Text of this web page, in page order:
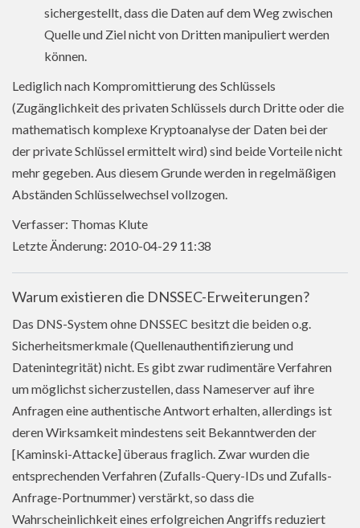
sichergestellt, dass die Daten auf dem Weg zwischen
Quelle und Ziel nicht von Dritten manipuliert werden
können.
Lediglich nach Kompromittierung des Schlüssels
(Zugänglichkeit des privaten Schlüssels durch Dritte oder die
mathematisch komplexe Kryptoanalyse der Daten bei der
der private Schlüssel ermittelt wird) sind beide Vorteile nicht
mehr gegeben. Aus diesem Grunde werden in regelmäßigen
Abständen Schlüsselwechsel vollzogen.
Verfasser: Thomas Klute
Letzte Änderung: 2010-04-29 11:38
Warum existieren die DNSSEC-Erweiterungen?
Das DNS-System ohne DNSSEC besitzt die beiden o.g.
Sicherheitsmerkmale (Quellenauthentifizierung und
Datenintegrität) nicht. Es gibt zwar rudimentäre Verfahren
um möglichst sicherzustellen, dass Nameserver auf ihre
Anfragen eine authentische Antwort erhalten, allerdings ist
deren Wirksamkeit mindestens seit Bekanntwerden der
[Kaminski-Attacke] überaus fraglich. Zwar wurden die
entsprechenden Verfahren (Zufalls-Query-IDs und Zufalls-
Anfrage-Portnummer) verstärkt, so dass die
Wahrscheinlichkeit eines erfolgreichen Angriffs reduziert